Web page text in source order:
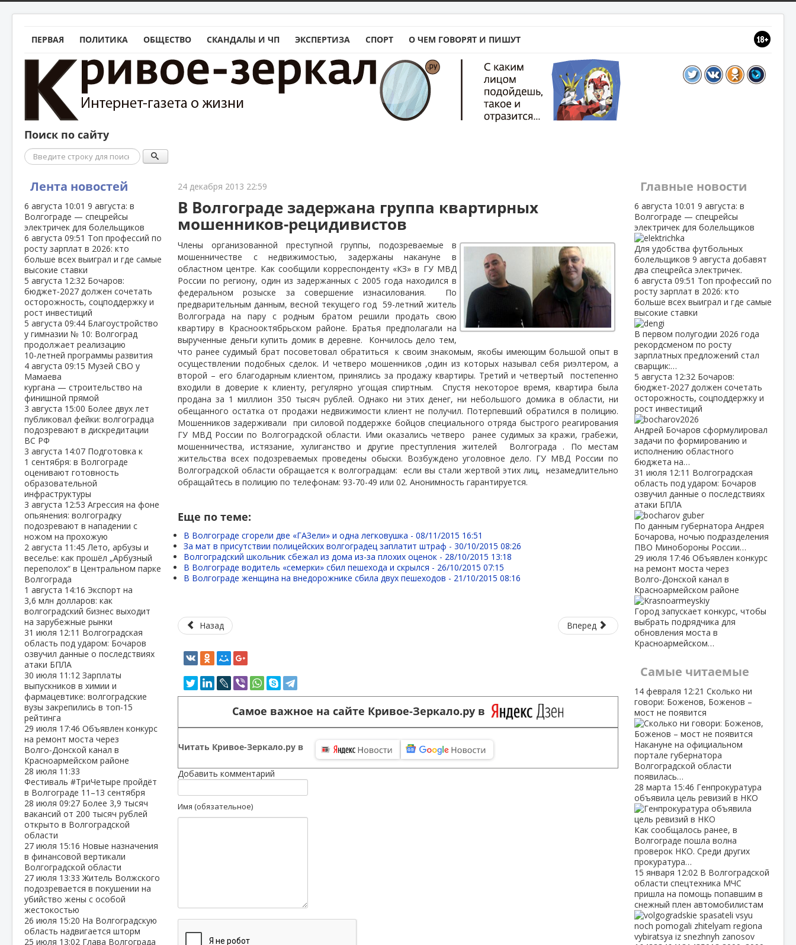
ПЕРВАЯ ПОЛИТИКА ОБЩЕСТВО СКАНДАЛЫ И ЧП ЭКСПЕРТИЗА СПОРТ О ЧЕМ ГОВОРЯТ И ПИШУТ
Поиск по сайту
Поиск
Лента новостей
6 августа 10:01 9 августа: в
Волгограде — спецрейсы
электричек для болельщиков
6 августа 09:51 Топ профессий по
росту зарплат в 2026: кто
больше всех выиграл и где самые
высокие ставки
5 августа 12:32 Бочаров:
бюджет‑2027 должен сочетать
осторожность, соцподдержку и
рост инвестиций
5 августа 09:44 Благоустройство
у гимназии № 10: Волгоград
продолжает реализацию
10‑летней программы развития
4 августа 09:15 Музей СВО у
Мамаева
кургана — строительство на
финишной прямой
3 августа 15:00 Более двух лет
публиковал фейки: волгоградца
подозревают в дискредитации
ВС РФ
3 августа 14:07 Подготовка к
1 сентября: в Волгограде
оценивают готовность
образовательной
инфраструктуры
3 августа 12:53 Агрессия на фоне
опьянения: волгоградку
подозревают в нападении с
ножом на прохожую
2 августа 11:45Лето, арбузы и
веселье: как прошёл „Арбузный
переполох“ в Центральном парке
Волгограда
1 августа 14:16 Экспорт на
3,6 млн долларов: как
волгоградский бизнес выходит
на зарубежные рынки
31 июля 12:11 Волгоградская
область под ударом: Бочаров
озвучил данные о последствиях
атаки БПЛА
30 июля 11:12 Зарплаты
выпускников в химии и
фармацевтике: волгоградские
вузы закрепились в топ‑15
рейтинга
29 июля 17:46 Объявлен конкурс
на ремонт моста через
Волго‑Донской канал в
Красноармейском районе
28 июля 11:33
Фестиваль #ТриЧетыре пройдёт
в Волгограде 11–13 сентября
28 июля 09:27 Более 3,9 тысяч
вакансий от 200 тысяч рублей
открыто в Волгоградской
области
27 июля 15:16 Новые назначения
в финансовой вертикали
Волгоградской области
27 июля 13:33Житель Волжского
подозревается в покушении на
убийство жены с особой
жестокостью
26 июля 15:20 На Волгоградскую
область надвигается шторм
25 июля 13:02 Глава Волгограда
24 декабря 2013 22:59
В Волгограде задержана группа квартирных
мошенников-рецидивистов
Члены организованной преступной группы, подозреваемые в
мошенничестве с недвижимостью, задержаны накануне в
областном центре. Как сообщили корреспонденту «КЗ» в ГУ МВД
России по региону, один из задержанных с 2005 года находился в
федеральном розыске за совершение изнасилования.
По
предварительным данным, весной текущего год 59-летний житель
Волгограда на пару с родным братом решили продать свою
квартиру в Краснооктябрьском районе. Братья предполагали на
вырученные деньги купить домик в деревне.
Кончилось дело тем,
что ранее судимый брат посоветовал обратиться
к своим знакомым, якобы имеющим большой опыт в
осуществлении подобных сделок. И четверо мошенников ,один из которых называл себя риэлтером, а
второй – его благодарным клиентом, принялись за продажу квартиры. Третий и четвертый
постепенно
входили в доверие к клиенту, регулярно угощая спиртным. Спустя некоторое время, квартира была
продана за 1 миллион 350 тысяч рублей. Однако ни этих денег, ни небольшого домика в области, ни
обещанного остатка от продажи недвижимости клиент не получил. Потерпевший обратился в полицию.
Мошенников задерживали
при силовой поддержке бойцов специального отряда быстрого реагирования
ГУ МВД России по Волгоградской области. Ими оказались четверо
ранее судимых за кражи, грабежи,
мошенничества, истязание, хулиганство и другие преступления жителей
Волгограда . По местам
жительства всех подозреваемых проведены обыски. Возбуждено уголовное дело. ГУ МВД России по
Волгоградской области обращается к волгоградцам: если вы стали жертвой этих лиц, незамедлительно
обращайтесь в полицию по телефонам: 93-70-49 или 02. Анонимность гарантируется.
Еще по теме:
В Волгограде сгорели две «ГАЗели» и одна легковушка -08/11/2015 16:51
За мат в присутствии полицейских волгоградец заплатит штраф -30/10/2015 08:26
Волгоградский школьник сбежал из дома из-за плохих оценок - 28/10/2015 13:18
В Волгограде водитель «семерки» сбил пешехода и скрылся - 26/10/2015 07:15
В Волгограде женщина на внедорожнике сбила двух пешеходов - 21/10/2015 08:16
Назад Вперед
Самое важное на сайте Кривое-Зеркало.ру в
Читать Кривое-Зеркало.ру в
Добавить комментарий
Имя (обязательное)
Главные новости
6 августа 10:01 9 августа: в
Волгограде — спецрейсы
электричек для болельщиков
Для удобства футбольных
болельщиков 9 августа добавят
два спецрейса электричек.
6 августа 09:51 Топ профессий по
росту зарплат в 2026: кто
больше всех выиграл и где самые
высокие ставки
В первом полугодии 2026 года
рекордсменом по росту
зарплатных предложений стал
сварщик:…
5 августа 12:32 Бочаров:
бюджет‑2027 должен сочетать
осторожность, соцподдержку и
рост инвестиций
Андрей Бочаров сформулировал
задачи по формированию и
исполнению областного
бюджета на…
31 июля 12:11 Волгоградская
область под ударом: Бочаров
озвучил данные о последствиях
атаки БПЛА
По данным губернатора Андрея
Бочарова, ночью подразделения
ПВО Минобороны России…
29 июля 17:46 Объявлен конкурс
на ремонт моста через
Волго‑Донской канал в
Красноармейском районе
Город запускает конкурс, чтобы
выбрать подрядчика для
обновления моста в
Красноармейском…
Самые читаемые
14 февраля 12:21 Сколько ни
говори: Боженов, Боженов –
мост не появится
Накануне на официальном
портале губернатора
Волгоградской области
появилась…
28 марта 15:46 Генпрокуратура
объявила цель ревизий в НКО
Как сообщалось ранее, в
Волгограде пошла волна
проверок НКО. Среди других
прокуратура…
15 января 12:02 В Волгоградской
области спецтехника МЧС
пришла на помощь попавшим в
снежный плен автомобилистам